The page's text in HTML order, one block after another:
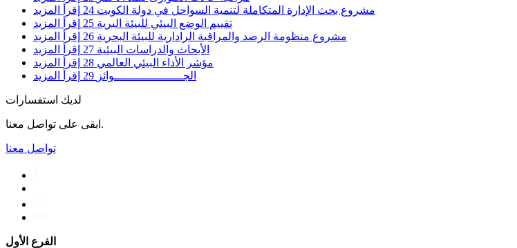
مشروع بحث الإدارة المتكاملة لتنمية السواحل في دولة الكويت 24 إقرأ المزيد
تقييم الوضع البيئي للبيئة البرية 25 إقرأ المزيد
مشروع منظومة الرصد والمراقبة الرادارية للبيئة البحرية 26 إقرأ المزيد
الأبحاث والدراسات البيئية 27 إقرأ المزيد
مؤشر الأداء البيئي العالمي 28 إقرأ المزيد
الجــــــــــــــــــــوائز 29 إقرأ المزيد
لديك استفسارات
ابقى على تواصل معنا.
تواصل معنا
الفرع الأول